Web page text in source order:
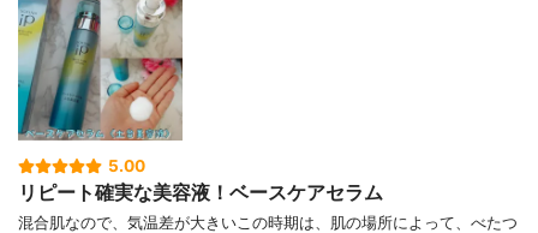
5.00
リピート確実な美容液！ベースケアセラム
混合肌なので、気温差が大きいこの時期は、肌の場所によって、べたつ